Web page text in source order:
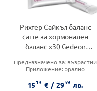
Рихтер Сайкъл баланс
саше за хормонален
баланс х30 Gedeon
Предназначено за: възрастни
Приложение: орално
1513 € / 2959 лв.